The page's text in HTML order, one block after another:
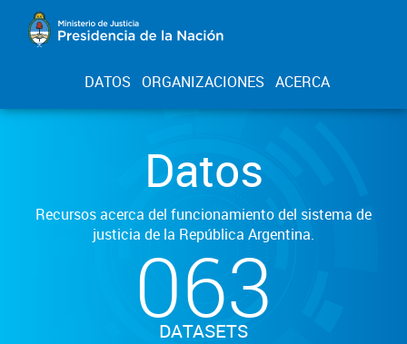
DATOS ORGANIZACIONES ACERCA
Datos
Recursos acerca del funcionamiento del sistema de
justicia de la República Argentina.
063
DATASETS